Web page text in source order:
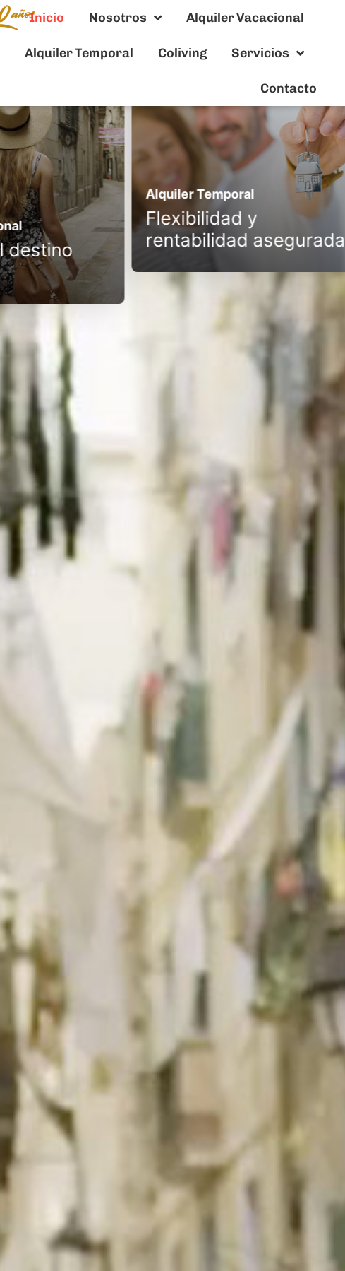
Inicio Nosotros Alquiler Vacacional
Alquiler Temporal Coliving Servicios
Contacto
destino
Alquiler Temporal
Flexibilidad y
rentabilidad asegurada